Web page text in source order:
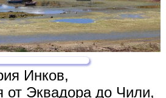
Инков,
от Эквадора до Чили,